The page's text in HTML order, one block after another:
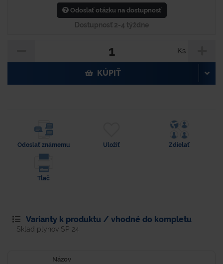
Odoslať otázku na dostupnosť
Dostupnosť 2-4 týždne
Ks
KÚPIŤ
Odoslať známemu Uložiť Zdielať
Tlač
Varianty k produktu / vhodné do kompletu
Sklad plynov SP 24
Názov